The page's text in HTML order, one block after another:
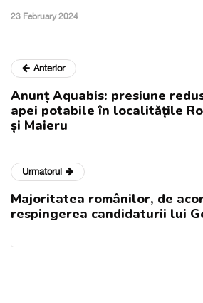
23 February 2024
Anterior
Anunț Aquabis: presiune
apei potabile în localitățile
și Maieru
Urmatorul
Majoritatea românilor, de
respingerea candidaturii lui